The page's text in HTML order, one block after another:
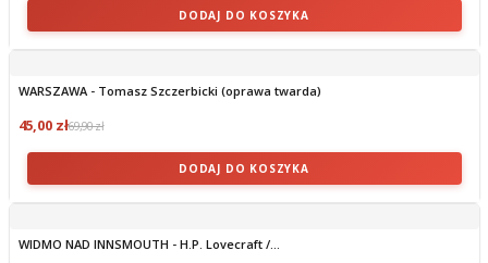
DODAJ DO KOSZYKA
WARSZAWA - Tomasz Szczerbicki (oprawa twarda)
45,00 zł69,90 zł
DODAJ DO KOSZYKA
WIDMO NAD INNSMOUTH - H.P. Lovecraft /...